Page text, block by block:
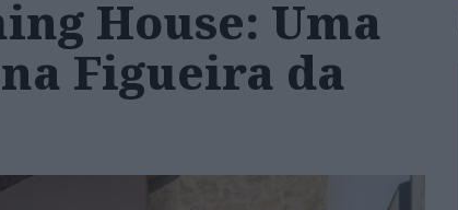
House: Uma
Figueira da